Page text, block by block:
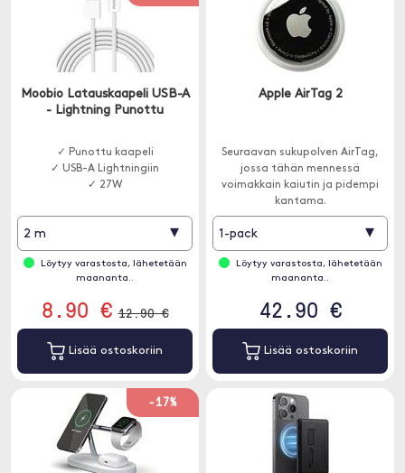
Moobio Latauskaapeli USB-A
- Lightning Punottu
✓ Punottu kaapeli
✓ USB-A Lightningiin
✓ 27W
2 m ▾
Löytyy varastosta, lähetetään
maananta..
8.90 € 12.90 €
Lisää ostoskoriin
Apple AirTag 2
Seuraavan sukupolven AirTag,
jossa tähän mennessä
voimakkain kaiutin ja pidempi
kantama.
1-pack ▾
Löytyy varastosta, lähetetään
maananta..
42.90 €
Lisää ostoskoriin
-17%